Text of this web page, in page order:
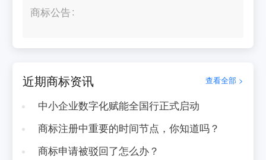
商标公告
近期商标资讯 查看全部 >
中小企业数字化赋能全国行正式启动
商标注册中重要的时间节点，你知道吗？
商标申请被驳回了怎么办？